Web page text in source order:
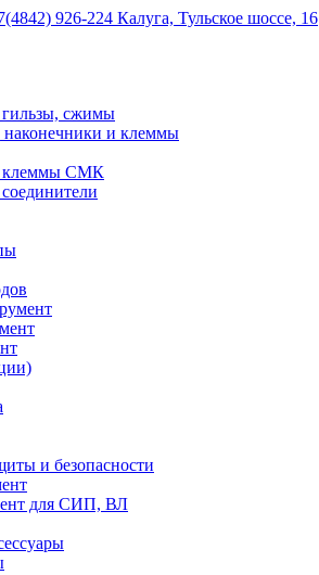
926-224 Калуга, Тульское шоссе, 16
гильзы, сжимы
и клеммы
клеммы СМК
и безопасности
для СИП, ВЛ